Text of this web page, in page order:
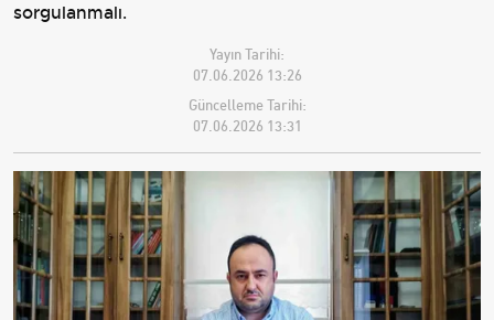
sorgulanmalı.
Yayın Tarihi:
07.06.2026 13:26
Güncelleme Tarihi:
07.06.2026 13:31